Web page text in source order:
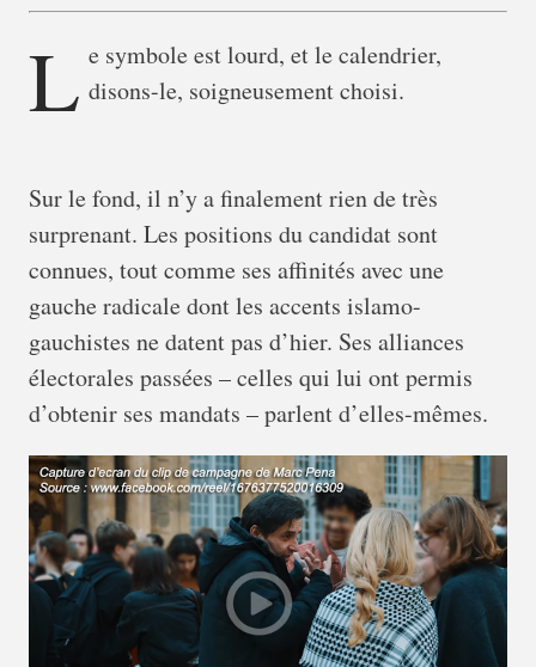
L e symbole est lourd, et le calendrier,
disons-le, soigneusement choisi.
Sur le fond, il n’y a finalement rien de très
surprenant. Les positions du candidat sont
connues, tout comme ses affinités avec une
gauche radicale dont les accents islamo-
gauchistes ne datent pas d’hier. Ses alliances
électorales passées – celles qui lui ont permis
d’obtenir ses mandats – parlent d’elles-mêmes.